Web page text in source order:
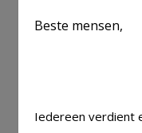
Beste mensen,
Iedereen verdient